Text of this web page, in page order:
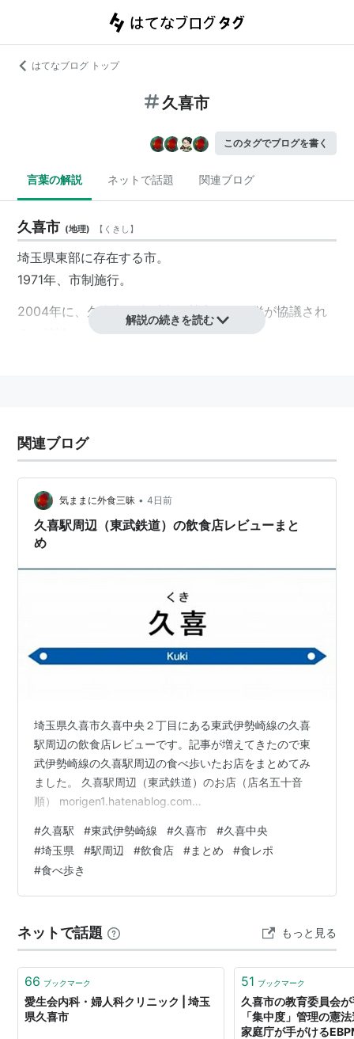
はてなブログ トップ
久喜市
このタグでブログを書く
言葉の解説 ネットで話題 関連ブログ
久喜市 (地理) 【 くきし 】
埼玉県東部に存在する市。
1971年、市制施行。
2004年に、久喜市、幸手市、 鷲宮町
の合併が協議され
解説の続きを読む
関連ブログ
気ままに外食三昧 • 4日前
久喜駅周辺（東武鉄道）の飲食店レビューまと
め
埼玉県久喜市久喜中央２丁目にある東武伊勢崎線の久喜
駅周辺の飲食店レビューです。記事が増えてきたので東
武伊勢崎線の久喜駅周辺の食べ歩いたお店をまとめてみ
ました。 久喜駅周辺（東武鉄道）のお店（店名五十音
順） morigen1.hatenablog.com
morigen1.hatenablog.com morigen1.hatenablog.com
morigen1.hatenablog.com morigen1.hatenablog.com 東
武鉄道伊勢崎線「久喜」キーホルダー 電車グッズ 赤い電
車…
#久喜駅 #東武伊勢崎線 #久喜市 #久喜中央
#埼玉県 #駅周辺 #飲食店 #まとめ #食レポ
#食べ歩き
ネットで話題 もっと見る
66 ブックマーク
愛生会内科・婦人科クリニック | 埼玉
県久喜市
51 ブックマーク
久喜市の教育委員会
「集中度」管理の憲
家庭庁が手がける